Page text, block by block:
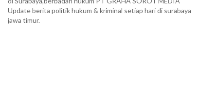
Update berita politik hukum & kriminal setiap hari di surabaya
jawa timur.